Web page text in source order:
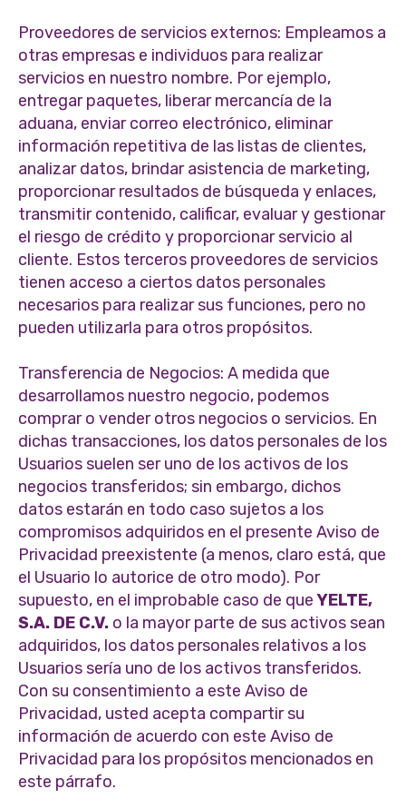
Proveedores de servicios externos: Empleamos a
otras empresas e individuos para realizar
servicios en nuestro nombre. Por ejemplo,
entregar paquetes, liberar mercancía de la
aduana, enviar correo electrónico, eliminar
información repetitiva de las listas de clientes,
analizar datos, brindar asistencia de marketing,
proporcionar resultados de búsqueda y enlaces,
transmitir contenido, calificar, evaluar y gestionar
el riesgo de crédito y proporcionar servicio al
cliente. Estos terceros proveedores de servicios
tienen acceso a ciertos datos personales
necesarios para realizar sus funciones, pero no
pueden utilizarla para otros propósitos.
Transferencia de Negocios: A medida que
desarrollamos nuestro negocio, podemos
comprar o vender otros negocios o servicios. En
dichas transacciones, los datos personales de los
Usuarios suelen ser uno de los activos de los
negocios transferidos; sin embargo, dichos
datos estarán en todo caso sujetos a los
compromisos adquiridos en el presente Aviso de
Privacidad preexistente (a menos, claro está, que
el Usuario lo autorice de otro modo). Por
supuesto, en el improbable caso de queYELTE,
S.A. DE C.V. o la mayor parte de sus activos sean
adquiridos, los datos personales relativos a los
Usuarios sería uno de los activos transferidos.
Con su consentimiento a este Aviso de
Privacidad, usted acepta compartir su
información de acuerdo con este Aviso de
Privacidad para los propósitos mencionados en
este párrafo.